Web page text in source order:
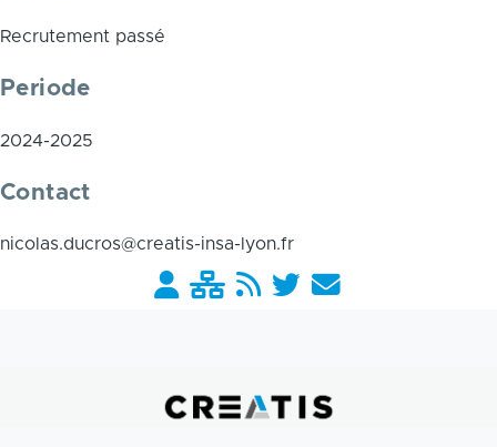
Recrutement passé
Periode
2024-2025
Contact
nicolas.ducros@creatis-insa-lyon.fr
Barre